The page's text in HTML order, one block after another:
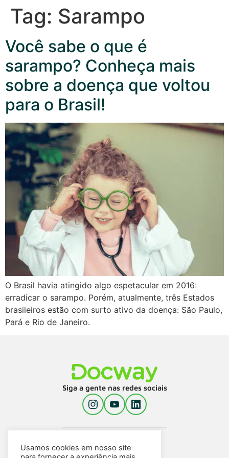
Tag: Sarampo
Você sabe o que é
sarampo? Conheça mais
sobre a doença que voltou
para o Brasil!
O Brasil havia atingido algo espetacular em 2016:
erradicar o sarampo. Porém, atualmente, três Estados
brasileiros estão com surto ativo da doença: São Paulo,
Pará e Rio de Janeiro.
Siga a gente nas redes sociais
Usamos cookies em nosso site